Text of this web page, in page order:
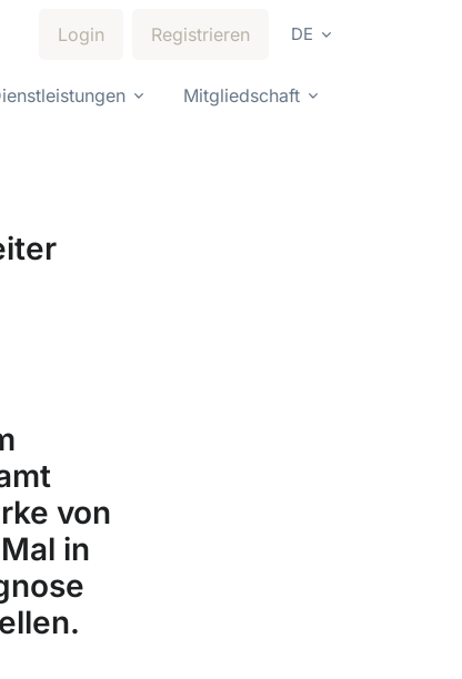
Login Registrieren DE
Mitgliedschaft
von
in